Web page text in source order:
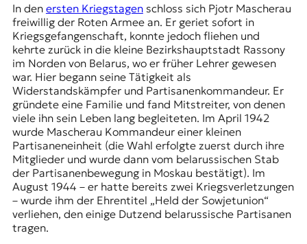
In den ersten Kriegstagenschloss sich Pjotr Mascherau
freiwillig der Roten Armee an. Er geriet sofort in
Kriegsgefangenschaft, konnte jedoch fliehen und
kehrte zurück in die kleine Bezirkshauptstadt Rassony
im Norden von Belarus, wo er früher Lehrer gewesen
war. Hier begann seine Tätigkeit als
Widerstandskämpfer und Partisanenkommandeur. Er
gründete eine Familie und fand Mitstreiter, von denen
viele ihn sein Leben lang begleiteten. Im April 1942
wurde Mascherau Kommandeur einer kleinen
Partisaneneinheit (die Wahl erfolgte zuerst durch ihre
Mitglieder und wurde dann vom belarussischen Stab
der Partisanenbewegung in Moskau bestätigt). Im
August 1944 – er hatte bereits zwei Kriegsverletzungen
– wurde ihm der Ehrentitel „Held der Sowjetunion“
verliehen, den einige Dutzend belarussische Partisanen
tragen.